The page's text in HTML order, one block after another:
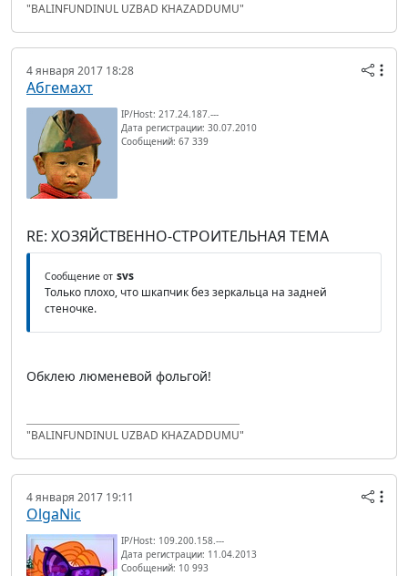
"BALINFUNDINUL UZBAD KHAZADDUMU"
4 января 2017 18:28
Абгемахт
IP/Host: 217.24.187.---
Дата регистрации: 30.07.2010
Сообщений: 67 339
RE: ХОЗЯЙСТВЕННО-СТРОИТЕЛЬНАЯ ТЕМА
Сообщение от svs
Только плохо, что шкапчик без зеркальца на задней
стеночке.
Обклею люменевой фольгой!
"BALINFUNDINUL UZBAD KHAZADDUMU"
4 января 2017 19:11
OlgaNic
IP/Host: 109.200.158.---
Дата регистрации: 11.04.2013
Сообщений: 10 993